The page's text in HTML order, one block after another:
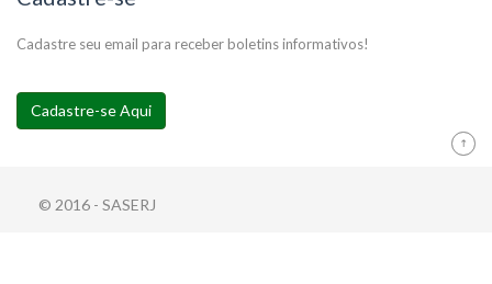
Cadastre seu email para receber boletins informativos!
Cadastre-se Aqui
© 2016 - SASERJ